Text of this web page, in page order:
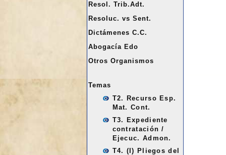
Resol. Trib.Adt.
Resoluc. vs Sent.
Dictámenes C.C.
Abogacía Edo
Otros Organismos
Temas
T2. Recurso Esp.
Mat. Cont.
T3. Expediente
contratación /
Ejecuc. Admon.
T4. (I) Pliegos del